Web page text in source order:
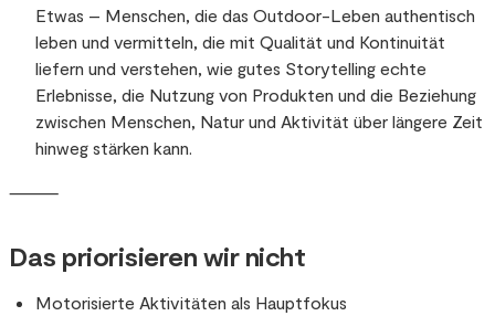
Etwas – Menschen, die das Outdoor-Leben authentisch
leben und vermitteln, die mit Qualität und Kontinuität
liefern und verstehen, wie gutes Storytelling echte
Erlebnisse, die Nutzung von Produkten und die Beziehung
zwischen Menschen, Natur und Aktivität über längere Zeit
hinweg stärken kann.
⸻
Das priorisieren wir nicht
Motorisierte Aktivitäten als Hauptfokus